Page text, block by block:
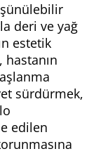
deri ve yağ
estetik
hastanın
sürdürmek,
edilen